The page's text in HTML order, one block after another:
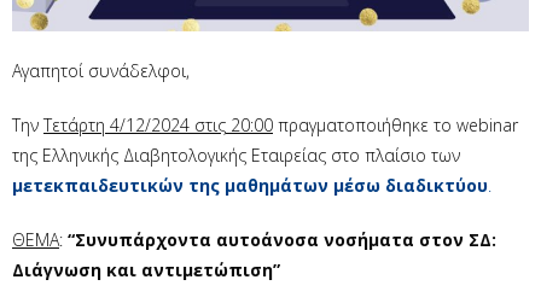
Αγαπητοί συνάδελφοι,
ΤηνΤετάρτη 4/12/2024 στις 20:00 πραγματοποιήθηκε το webinar
της Ελληνικής Διαβητολογικής Εταιρείας στο πλαίσιο των
μετεκπαιδευτικών της μαθημάτων μέσω διαδικτύου.
ΘΕΜΑ: “Συνυπάρχοντα αυτοάνοσα νοσήματα στον ΣΔ:
Διάγνωση και αντιμετώπιση”